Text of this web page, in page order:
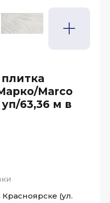
плитка
Marco
63,36 м в
(ул.